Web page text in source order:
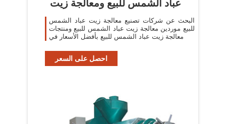
عباد الشمس للبيع ومعالجة زيت
البحث عن شركات تصنيع معالجة زيت عباد الشمس
للبيع موردين معالجة زيت عباد الشمس للبيع ومنتجات
معالجة زيت عباد الشمس للبيع بأفضل الأسعار في
احصل على السعر